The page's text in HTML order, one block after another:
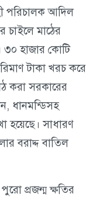
পরিচালক আদিল
চাইলে মাঠের
৩০ হাজার কোটি
টাকা খরচ করে
করা সরকারের
ধানমন্ডিসহ
হয়েছে। সাধারণ
বরাদ্দ বাতিল
প্রজন্ম ক্ষতির